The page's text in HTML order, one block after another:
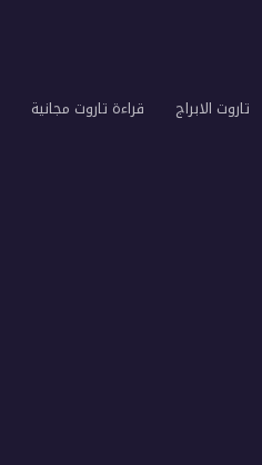
تاروت الابراج قراءة تاروت مجانية